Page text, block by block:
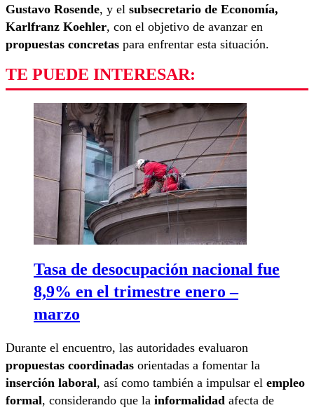
Gustavo Rosende, y el subsecretario de Economía,
Karlfranz Koehler, con el objetivo de avanzar en
propuestas concretas para enfrentar esta situación.
TE PUEDE INTERESAR:
Tasa de desocupación nacional fue
8,9% en el trimestre enero –
marzo
Durante el encuentro, las autoridades evaluaron
propuestas coordinadas orientadas a fomentar la
inserción laboral, así como también a impulsar el empleo
formal, considerando que la informalidad afecta de